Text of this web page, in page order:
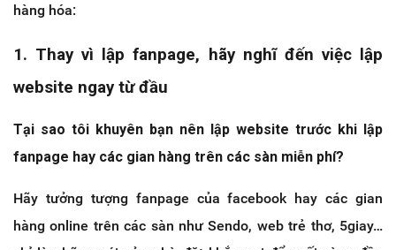
hàng hóa:
1. Thay vì lập fanpage, hãy nghĩ đến việc lập
website ngay từ đầu
Tại sao tôi khuyên bạn nên lập website trước khi lập
fanpage hay các gian hàng trên các sàn miễn phí?
Hãy tưởng tượng fanpage của facebook hay các gian
hàng online trên các sàn như Sendo, web trẻ thơ, 5giay…